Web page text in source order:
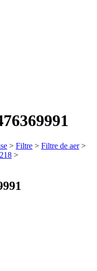
> Filtre > Filtre de aer>
>